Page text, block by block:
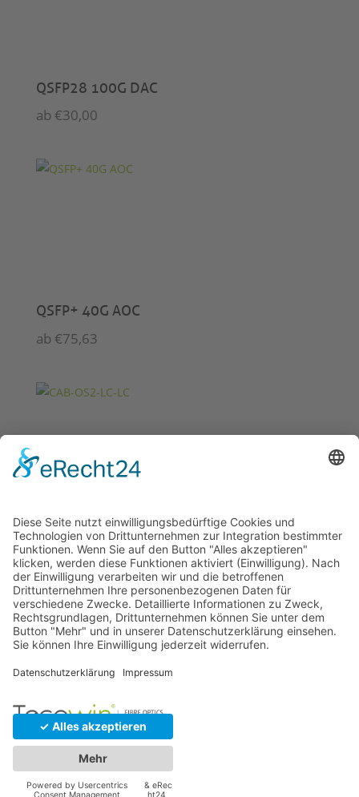
QSFP28 100G DAC
ab €30,00
QSFP+ 40G AOC
ab €75,63
CAB-OS2-LC-LC
ab €4,00
CAB-OS2-SC-SC
ab€ 4,00